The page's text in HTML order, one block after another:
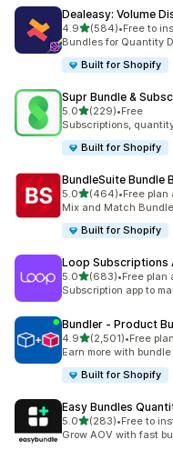
Dealeasy: Volume
4.9เต็ม 5 ดาว
(584)
ทั้งหมด 584 รีวิว
•Free to
Bundles for Quantity
Built for Shopify
Supr Bundle &
5.0เต็ม 5 ดาว
(229)
ทั้งหมด 229 รีวิว
•Free
Subscriptions,
Built for Shopify
BundleSuite Bundle
5.0เต็ม 5 ดาว
(464)
ทั้งหมด 464 รีวิว
•Free plan
Mix and Match
Built for Shopify
Loop Subscriptions
5.0เต็ม 5 ดาว
(683)
ทั้งหมด 683 รีวิว
•Free plan
Subscription app to
Bundler ‑ Product
4.9เต็ม 5 ดาว
(2,501)
ทั้งหมด 2501 รีวิว
•Free
Earn more with
Built for Shopify
Easy Bundles
5.0เต็ม 5 ดาว
(283)
ทั้งหมด 283 รีวิว
•Free to
Grow AOV with fast